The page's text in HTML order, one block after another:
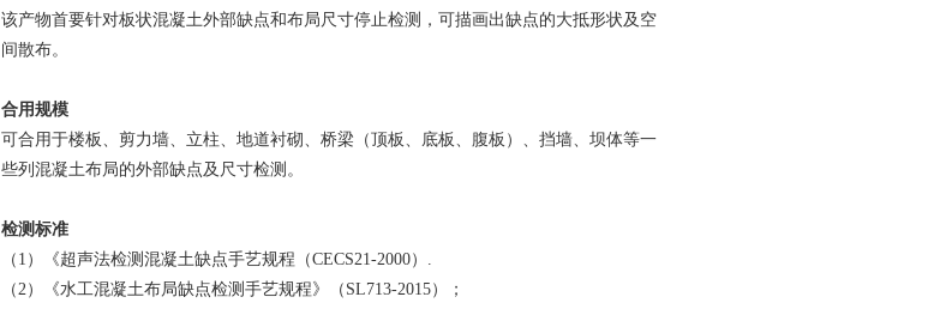
该产物首要针对板状混凝土外部缺点和布局尺寸停止检测，可描画出缺点的大抵形状及空
间散布。
合用规模
可合用于楼板、剪力墙、立柱、地道衬砌、桥梁（顶板、底板、腹板）、挡墙、坝体等一
些列混凝土布局的外部缺点及尺寸检测。
检测标准
（1）《超声法检测混凝土缺点手艺规程（CECS21-2000）.
（2）《水工混凝土布局缺点检测手艺规程》（SL713-2015）；